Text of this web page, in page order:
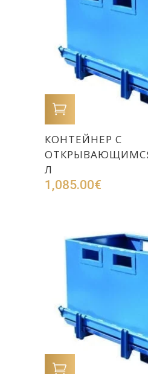
КОНТЕЙНЕР С
Л
1,085.00€